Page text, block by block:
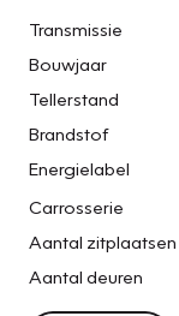
Transmissie
Bouwjaar
Tellerstand
Brandstof
Energielabel
Carrosserie
Aantal zitplaatsen
Aantal deuren